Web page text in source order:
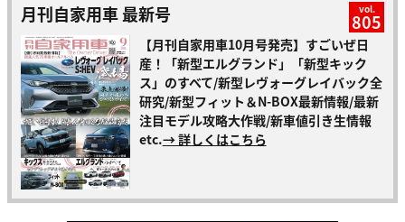
月刊自家用車 最新号 vol.
805
【月刊自家用車10月号発売】すごいぜ日
産！「新型エルグランド」「新型キック
ス」のすべて/新型レヴォーグレイバック全
研究/新型フィット＆N-BOX最新情報/最新
注目モデル攻略大作戦/新車値引き生情報
etc.→ 詳しくはこちら